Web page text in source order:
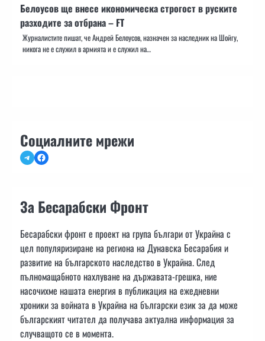
Белоусов ще внесе икономическа строгост в руските
разходите за отбрана – FT
Журналистите пишат, че Андрей Белоусов, назначен за наследник на Шойгу,
никога не е служил в армията и е служил на…
Социалните мрежи
TelegramFacebook
За Бесарабски Фронт
Бесарабски фронт е проект на група българи от Украйна с
цел популяризиране на региона на Дунавска Бесарабия и
развитие на българското наследство в Украйна. След
пълномащабното нахлуване на държавата-грешка, ние
насочихме нашата енергия в публикация на ежедневни
хроники за войната в Украйна на български език за да може
българският читател да получава актуална информация за
случващото се в момента.